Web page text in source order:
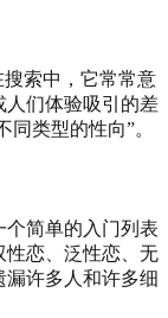
索中，它常常意
人们体验吸引的差
类型的性向”。
简单的入门列表
性恋、泛性恋、无
许多人和许多细